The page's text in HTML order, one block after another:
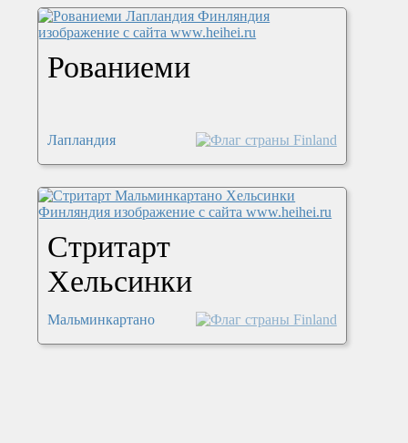
Рованиеми
Лапландия
Стритарт
Хельсинки
Мальминкартано